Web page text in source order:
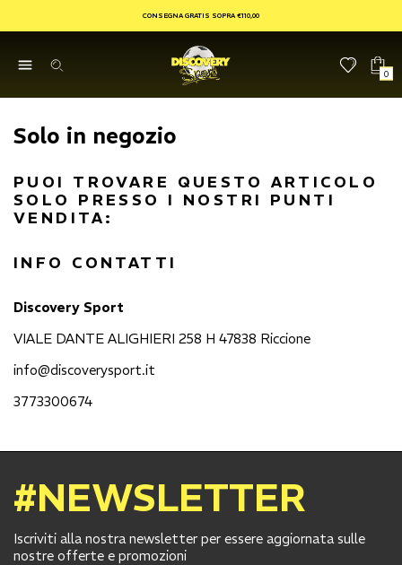
CONSEGNA GRATIS SOPRA €110,00
0
Solo in negozio
PUOI TROVARE QUESTO ARTICOLO
SOLO PRESSO I NOSTRI PUNTI
VENDITA:
INFO CONTATTI
Discovery Sport
VIALE DANTE ALIGHIERI 258 H 47838 Riccione
info@discoverysport.it
3773300674
#NEWSLETTER
Iscriviti alla nostra newsletter per essere aggiornata sulle
nostre offerte e promozioni